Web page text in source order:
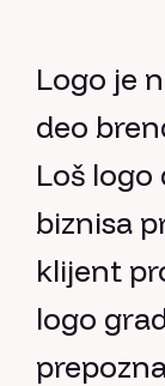
Logo je
deo
Loš
biznisa
klijent
logo